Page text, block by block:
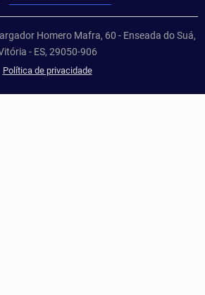
Homero Mafra, 60 - Enseada do Suá,
- ES, 29050-906
Política de privacidade